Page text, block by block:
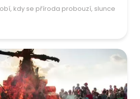
kdy se příroda probouzí, slunce